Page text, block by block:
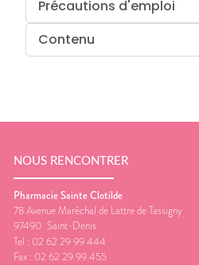
Précautions d'emploi
Contenu
NOUS RENCONTRER
Pharmacie Sainte Clotilde
78 Avenue Maréchal de Lattre de Tassigny
97490 Saint-Denis
Tel : 02 62 29 99 444
Fax : 02 62 29 99 455